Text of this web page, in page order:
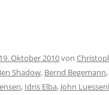
19. Oktober 2010von
Shadow, Bernd Begemann,
, Idris Elba, John